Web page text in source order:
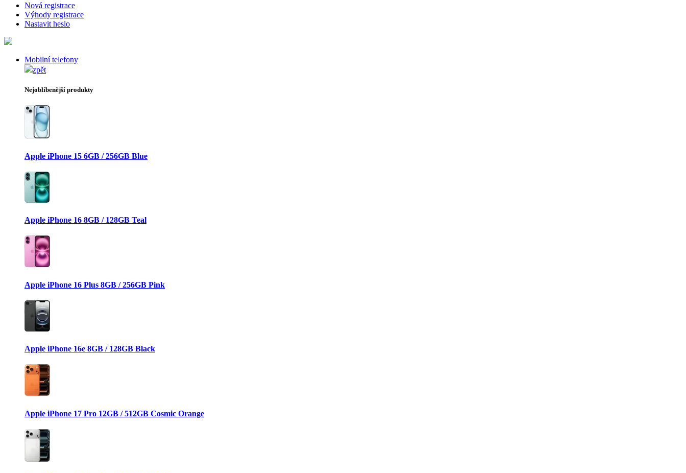
Nová registrace
Výhody registrace
Nastavit heslo
Mobilní telefony
zpět
Nejoblíbenější produkty
Apple iPhone 15 6GB / 256GB Blue
Apple iPhone 16 8GB / 128GB Teal
Apple iPhone 16 Plus 8GB / 256GB Pink
Apple iPhone 16e 8GB / 128GB Black
Apple iPhone 17 Pro 12GB / 512GB Cosmic Orange